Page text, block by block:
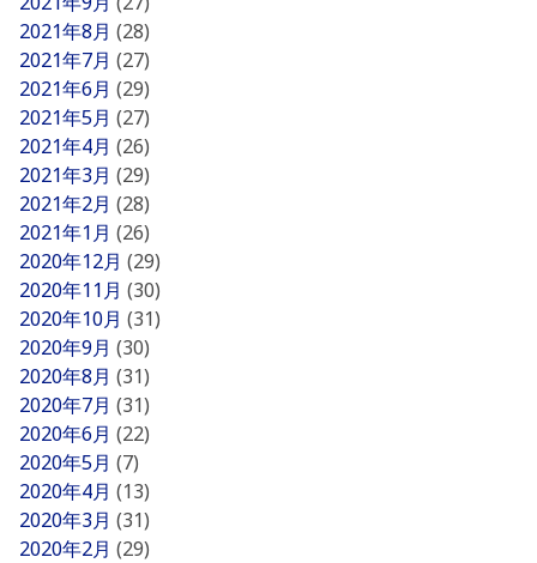
2021年8月 (28)
2021年7月 (27)
2021年6月 (29)
2021年5月 (27)
2021年4月 (26)
2021年3月 (29)
2021年2月 (28)
2021年1月 (26)
2020年12月 (29)
2020年11月 (30)
2020年10月 (31)
2020年9月 (30)
2020年8月 (31)
2020年7月 (31)
2020年6月 (22)
2020年5月 (7)
2020年4月 (13)
2020年3月 (31)
2020年2月 (29)